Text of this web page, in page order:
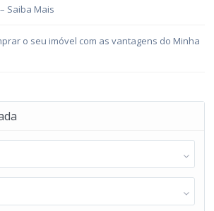
Saiba Mais
o seu imóvel com as vantagens do Minha